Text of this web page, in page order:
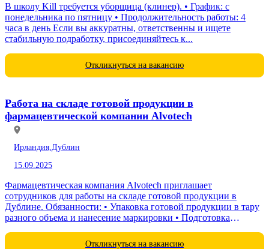
В школу Kill требуется уборщица (клинер). • График: с
понедельника по пятницу • Продолжительность работы: 4
часа в день Если вы аккуратны, ответственны и ищете
стабильную подработку, присоединяйтесь к...
Откликнуться на вакансию
Работа на складе готовой продукции в
фармацевтической компании Alvotech
Ирландия, Дублин
15.09.2025
Фармацевтическая компания Alvotech приглашает
сотрудников для работы на складе готовой продукции в
Дублине. Обязанности: • Упаковка готовой продукции в тару
разного объема и нанесение маркировки • Подготовка
Откликнуться на вакансию